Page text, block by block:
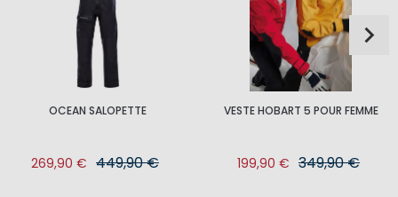
OCEAN SALOPETTE
269,90 € 449,90 €
VESTE HOBART 5 POUR FEMME
199,90 € 349,90 €